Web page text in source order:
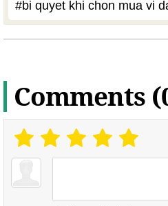
#bi quyet khi chon mua vi
Comments